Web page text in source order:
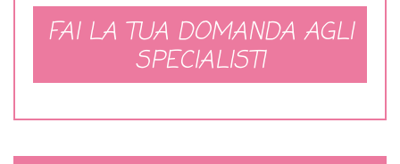
FAI LA TUA DOMANDA AGLI
SPECIALISTI